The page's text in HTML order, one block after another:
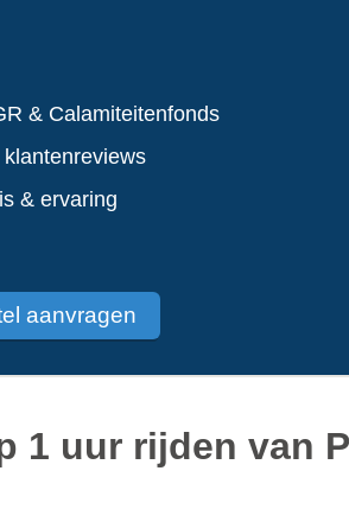
& Calamiteitenfonds
& ervaring
aanvragen
1 uur rijden van